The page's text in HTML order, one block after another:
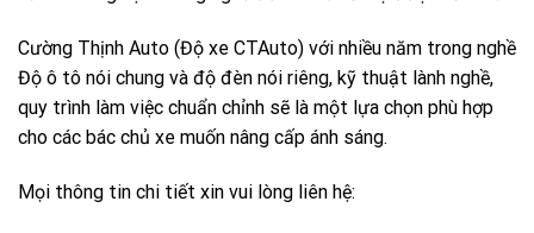
Cường Thịnh Auto (Độ xe CTAuto) với nhiều năm trong nghề
Độ ô tô nói chung và độ đèn nói riêng, kỹ thuật lành nghề,
quy trình làm việc chuẩn chỉnh sẽ là một lựa chọn phù hợp
cho các bác chủ xe muốn nâng cấp ánh sáng.
Mọi thông tin chi tiết xin vui lòng liên hệ: